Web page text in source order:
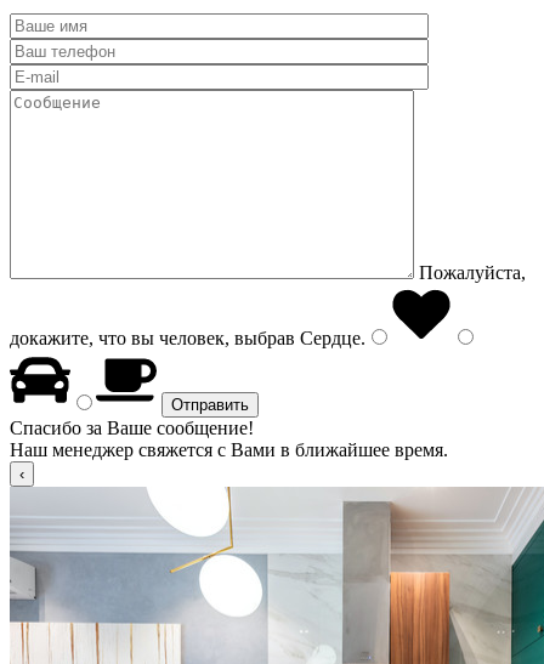
Пожалуйста,
докажите, что вы человек, выбрав Сердце.
Спасибо за Ваше сообщение!
Наш менеджер свяжется с Вами в ближайшее время.